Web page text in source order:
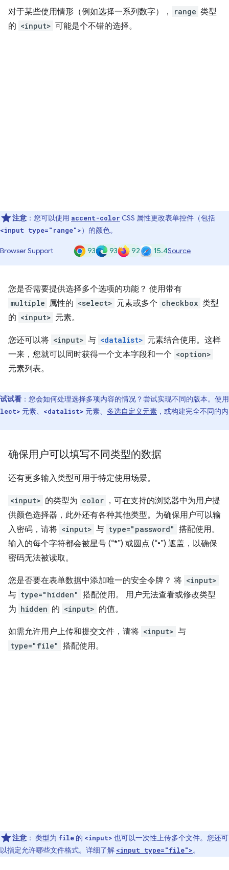
对于某些使用情形（例如选择一系列数字）， range 类型
的 <input> 可能是个不错的选择。
注意 ：您可以使用 accent-color CSS 属性更改表单控件（包括
<input type="range">）的颜色。
Browser Support 93 93 92 15.4Source
您是否需要提供选择多个选项的功能？ 使用带有
multiple 属性的 <select> 元素或多个 checkbox 类型
的 <input> 元素。
您还可以将 <input> 与 <datalist> 元素结合使用。这样
一来，您就可以同时获得一个文本字段和一个 <option>
元素列表。
试试看 ：您会如何处理选择多项内容的情况？尝试实现不同的版本。使用
元素、 <datalist> 元素、 多选自定义元素 ，或构建完全不同的内
确保用户可以填写不同类型的数据
还有更多输入类型可用于特定使用场景。
<input> 的类型为 color ，可在支持的浏览器中为用户提
供颜色选择器，此外还有各种其他类型。为确保用户可以输
入密码，请将 <input> 与 type="password" 搭配使用。
输入的每个字符都会被星号 (“*”) 或圆点 (“•”) 遮盖，以确保
密码无法被读取。
您是否要在表单数据中添加唯一的安全令牌？ 将 <input>
与 type="hidden" 搭配使用。 用户无法查看或修改类型
为 hidden 的 <input> 的值。
如需允许用户上传和提交文件，请将 <input> 与
type="file" 搭配使用。
注意 ： 类型为 file 的 <input> 也可以一次性上传多个文件。您还可
以指定允许哪些文件格式。详细了解 <input type="file">。